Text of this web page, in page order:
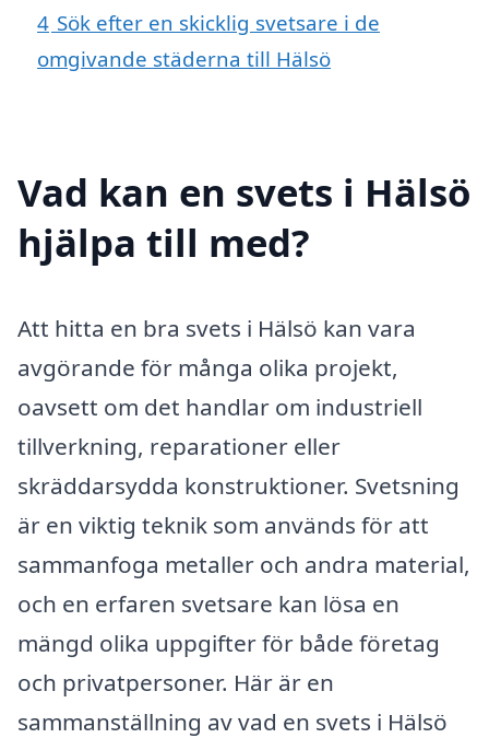
4 Sök efter en skicklig svetsare i de
omgivande städerna till Hälsö
Vad kan en svets i Hälsö
hjälpa till med?
Att hitta en bra svets i Hälsö kan vara
avgörande för många olika projekt,
oavsett om det handlar om industriell
tillverkning, reparationer eller
skräddarsydda konstruktioner. Svetsning
är en viktig teknik som används för att
sammanfoga metaller och andra material,
och en erfaren svetsare kan lösa en
mängd olika uppgifter för både företag
och privatpersoner. Här är en
sammanställning av vad en svets i Hälsö